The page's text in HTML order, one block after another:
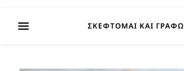
ΣΚΈΦΤΟΜΑΙ ΚΑΙ ΓΡΆΦΩ